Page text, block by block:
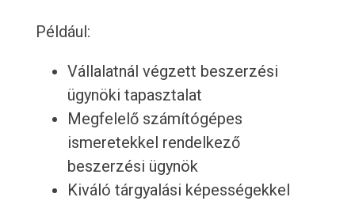
Például:
Vállalatnál végzett beszerzési
ügynöki tapasztalat
Megfelelő számítógépes
ismeretekkel rendelkező
beszerzési ügynök
Kiváló tárgyalási képességekkel